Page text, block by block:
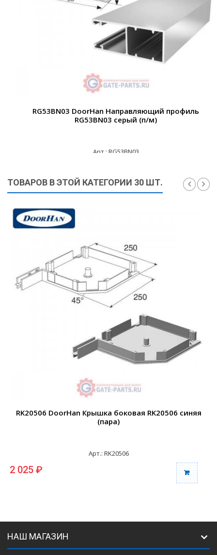
RG53BN03 DoorHan Направляющий профиль
RG53BN03 серый (п/м)
Арт.: RG53BN03
ТОВАРОВ В ЭТОЙ КАТЕГОРИИ 30 ШТ.
RK20506 DoorHan Крышка боковая RK20506 синяя
(пара)
Арт.: RK20506
2 025 ₽
НАШ МАГАЗИН